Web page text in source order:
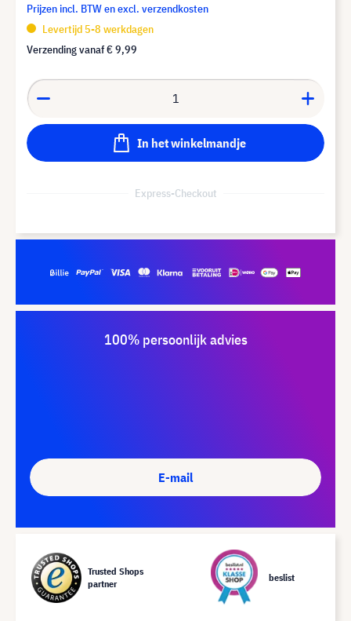
Prijzen incl. BTW en excl. verzendkosten
Levertijd 5-8 werkdagen
Verzending vanaf€ 9,99
In het winkelmandje
Express-Checkout
100% persoonlijk advies
E-mail
Trusted Shops
partner
beslist